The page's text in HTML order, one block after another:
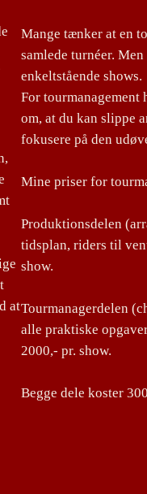
at
Mange tænker at en
samlede turnéer.
enkeltstående shows.
For tourmanagement
om, at du kan slippe
fokusere på den
Mine priser for
Produktionsdelen
tidsplan, riders til
show.
Tourmanagerdelen
alle praktiske
2000,- pr. show.
Begge dele koster